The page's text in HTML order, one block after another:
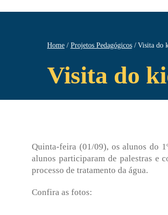
Home Projetos Pedagógicos Visita do
Visita do
Quinta-feira (01/09), os alunos do
alunos participaram de palestras e
processo de tratamento da água.
Confira as fotos: